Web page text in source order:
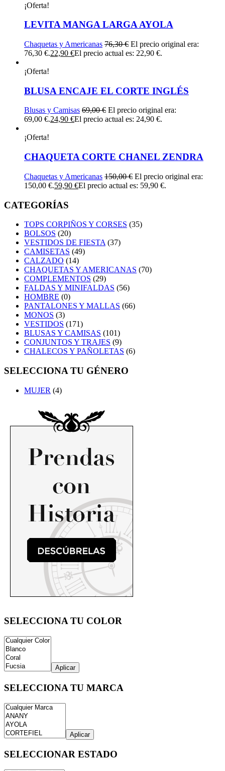
¡Oferta!
LEVITA MANGA LARGA AYOLA
Chaquetas y Americanas 76,30€ El precio original era:
76,30 €.22,90 €El precio actual es: 22,90 €.
¡Oferta!
BLUSA ENCAJE EL CORTE INGLÉS
Blusas y Camisas 69,00€ El precio original era:
69,00 €.24,90 €El precio actual es: 24,90 €.
¡Oferta!
CHAQUETA CORTE CHANEL ZENDRA
Chaquetas y Americanas 150,00€ El precio original era:
150,00 €.59,90 €El precio actual es: 59,90 €.
CATEGORÍAS
TOPS CORPIÑOS Y CORSES (35)
BOLSOS (20)
VESTIDOS DE FIESTA (37)
CAMISETAS (49)
CALZADO (14)
CHAQUETAS Y AMERICANAS (70)
COMPLEMENTOS (29)
FALDAS Y MINIFALDAS (56)
HOMBRE (0)
PANTALONES Y MALLAS (66)
MONOS (3)
VESTIDOS (171)
BLUSAS Y CAMISAS (101)
CONJUNTOS Y TRAJES (9)
CHALECOS Y PAÑOLETAS (6)
SELECCIONA TU GÉNERO
MUJER (4)
SELECCIONA TU COLOR
Aplicar
SELECCIONA TU MARCA
Aplicar
SELECCIONAR ESTADO